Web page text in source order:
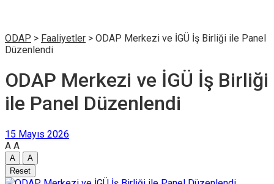
ODAP > Faaliyetler > ODAP Merkezi ve İGÜ İş Birliği ile Panel
Düzenlendi
ODAP Merkezi ve İGÜ İş Birliği
ile Panel Düzenlendi
15 Mayıs 2026
A A
A
A
Reset